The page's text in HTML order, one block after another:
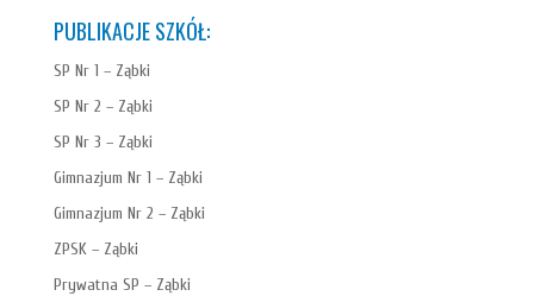
PUBLIKACJE SZKÓŁ:
SP Nr 1 – Ząbki
SP Nr 2 – Ząbki
SP Nr 3 – Ząbki
Gimnazjum Nr 1 – Ząbki
Gimnazjum Nr 2 – Ząbki
ZPSK – Ząbki
Prywatna SP – Ząbki